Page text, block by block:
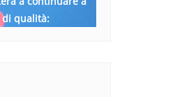
qualità: